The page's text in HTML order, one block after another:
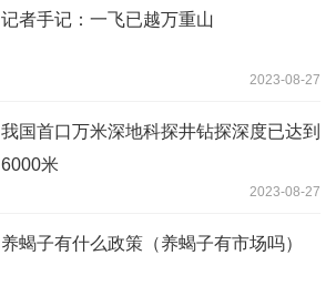
记者手记：一飞已越万重山
2023-08-27
我国首口万米深地科探井钻探深度已达到
6000米
2023-08-27
养蝎子有什么政策（养蝎子有市场吗）